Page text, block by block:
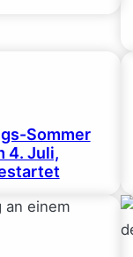
Sommer
4. Juli,